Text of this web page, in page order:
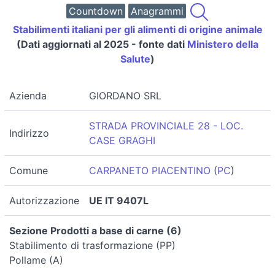
Countdown
Anagrammi
Stabilimenti italiani per gli alimenti di origine animale
(Dati aggiornati al 2025 - fonte dati Ministero della
Salute)
Azienda GIORDANO SRL
Indirizzo
STRADA PROVINCIALE 28 - LOC.
CASE GRAGHI
Comune CARPANETO PIACENTINO (PC)
Autorizzazione UE IT 9407L
Sezione Prodotti a base di carne (6)
Stabilimento di trasformazione (PP)
Pollame (A)